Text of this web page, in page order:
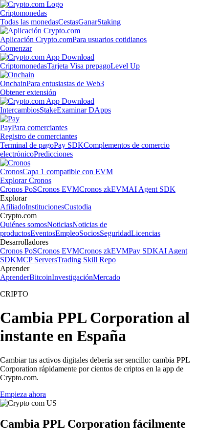
Criptomonedas
Todas las monedasCestasGanarStaking
Aplicación Crypto.comPara usuarios cotidianos
Comenzar
CriptomonedasTarjeta Visa prepagoLevel Up
OnchainPara entusiastas de Web3
Obtener extensión
IntercambiosStakeExaminar DApps
PayPara comerciantes
Registro de comerciantes
Terminal de pagoPay SDKComplementos de comercio
electrónicoPredicciones
CronosCapa 1 compatible con EVM
Explorar Cronos
Cronos PoSCronos EVMCronos zkEVMAI Agent SDK
Explorar
AfiliadoInstitucionesCustodia
Crypto.com
Quiénes somosNoticiasNoticias de
productosEventosEmpleoSociosSeguridadLicencias
Desarrolladores
Cronos PoSCronos EVMCronos zkEVMPay SDKAI Agent
SDKMCP ServersTrading Skill Repo
Aprender
AprenderBitcoinInvestigaciónMercado
CRIPTO
Cambia PPL Corporation al
instante en España
Cambiar tus activos digitales debería ser sencillo: cambia PPL
Corporation rápidamente por cientos de criptos en la app de
Crypto.com.
Empieza ahora
Cambia PPL Corporation fácilmente